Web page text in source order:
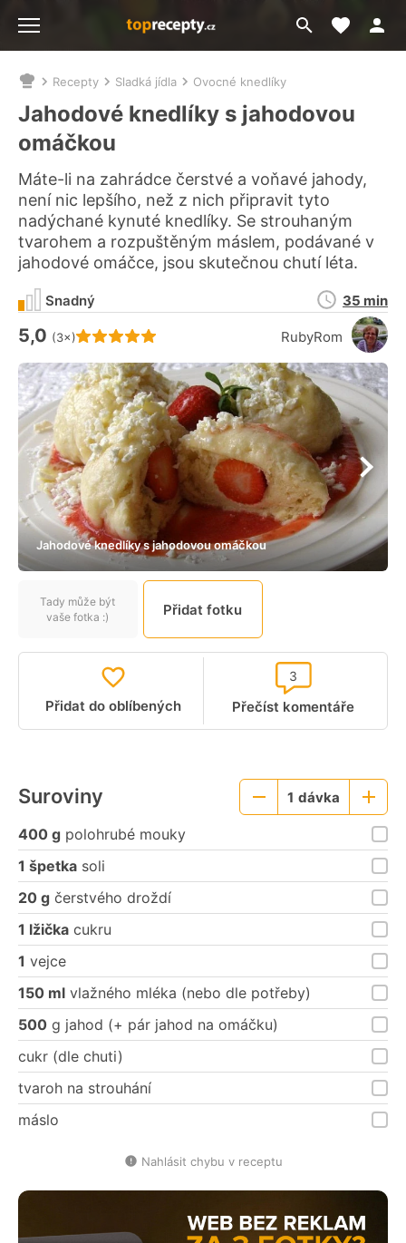
Přejít
na
Moje
Nacházíte
se
zde:
Recepty Sladká jídla Ovocné knedlíky
Jahodové knedlíky s jahodovou
omáčkou
Máte-li na zahrádce čerstvé a voňavé jahody,
není nic lepšího, než z nich připravit tyto
nadýchané kynuté knedlíky. Se strouhaným
tvarohem a rozpuštěným máslem, podávané v
jahodové omáčce, jsou skutečnou chutí léta.
Hodnocení receptu je
5,0 (3×) RubyRom
Snadný
Doba
přípravy
35 min
Jahodové knedlíky s jahodovou omáčkou
Tady může být
vaše fotka :)
Přidat fotku
Přidat do oblíbených Přečíst komentáře
3
Suroviny
Menší
1 dávka
Větší
porce
400 g polohrubé mouky
1 špetka soli
20 g čerstvého droždí
1 lžička cukru
1 vejce
150 ml vlažného mléka (nebo dle potřeby)
500 g jahod (+ pár jahod na omáčku)
cukr (dle chuti)
tvaroh na strouhání
máslo
Nahlásit chybu v receptu